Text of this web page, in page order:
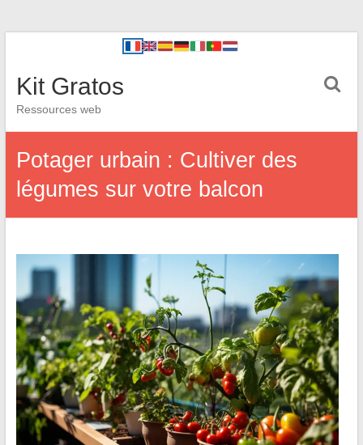
Kit Gratos
Ressources web
Potager urbain : Cultiver des
légumes sur votre balcon